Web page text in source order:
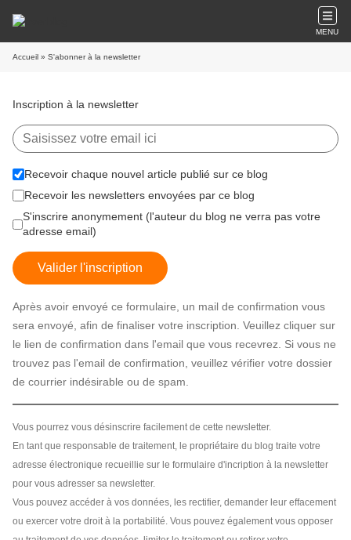
MENU
Accueil » S'abonner à la newsletter
Inscription à la newsletter
Recevoir chaque nouvel article publié sur ce blog
Recevoir les newsletters envoyées par ce blog
S'inscrire anonymement (l'auteur du blog ne verra pas votre
adresse email)
Valider l'inscription
Après avoir envoyé ce formulaire, un mail de confirmation vous
sera envoyé, afin de finaliser votre inscription. Veuillez cliquer sur
le lien de confirmation dans l'email que vous recevrez. Si vous ne
trouvez pas l'email de confirmation, veuillez vérifier votre dossier
de courrier indésirable ou de spam.
Vous pourrez vous désinscrire facilement de cette newsletter.
En tant que responsable de traitement, le propriétaire du blog traite votre
adresse électronique recueillie sur le formulaire d'incription à la newsletter
pour vous adresser sa newsletter.
Vous pouvez accéder à vos données, les rectifier, demander leur effacement
ou exercer votre droit à la portabilité. Vous pouvez également vous opposer